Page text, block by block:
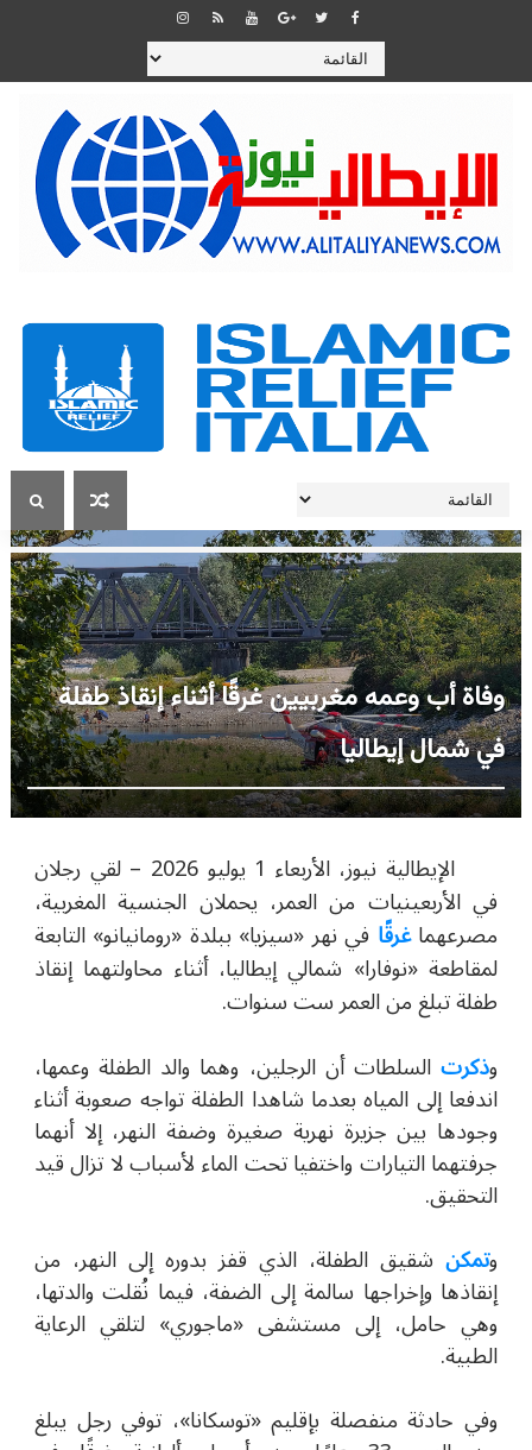
وفاة أب وعمه مغربيين غرقًا أثناء إنقاذ طفلة
في شمال إيطاليا
الإيطالية نيوز، الأربعاء 1 يوليو 2026 – لقي رجلان
في الأربعينيات من العمر، يحملان الجنسية المغربية،
مصرعهماغرقًا في نهر«سيزيا» ببلدة«رومانيانو»التابعة
لمقاطعة«نوفارا» شمالي إيطاليا، أثناء محاولتهما إنقاذ
طفلة تبلغ من العمر ست سنوات.
وذكرتالسلطات أن الرجلين، وهما والد الطفلة وعمها،
اندفعا إلى المياه بعدما شاهدا الطفلة تواجه صعوبة أثناء
وجودها بين جزيرة نهرية صغيرة وضفة النهر، إلا أنهما
جرفتهما التيارات واختفيا تحت الماء لأسباب لا تزال قيد
التحقيق.
وتمكنشقيق الطفلة، الذي قفز بدوره إلى النهر، من
إنقاذها وإخراجها سالمة إلى الضفة، فيما نُقلت والدتها،
وهي حامل، إلى مستشفى «ماجوري» لتلقي الرعاية
الطبية.
وفي حادثةمنفصلة بإقليم«توسكانا»، توفي رجل يبلغ